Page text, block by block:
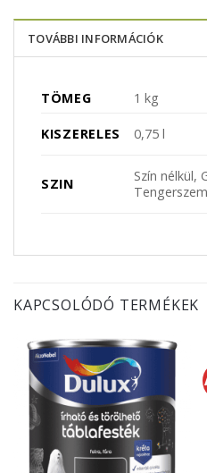
TOVÁBBI INFORMÁCIÓK
TÖMEG 1 kg
KISZERELES 0,75 l
SZIN
Szín nélkül,
KAPCSOLÓDÓ TERMÉKEK